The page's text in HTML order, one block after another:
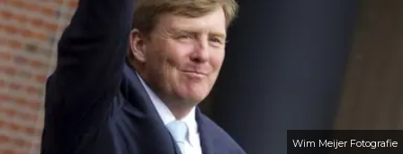
Wim Meijer Fotografie